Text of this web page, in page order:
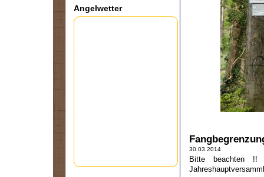
Angelwetter
30.03.2014
Bitte beachten !!